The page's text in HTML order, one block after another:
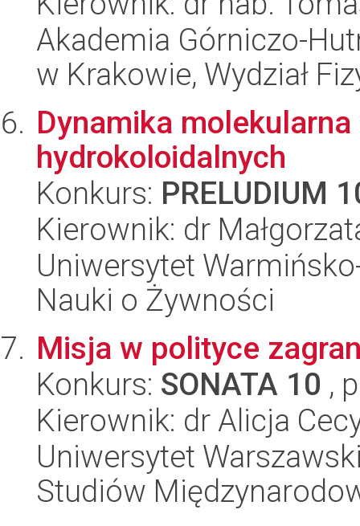
Akademia Górniczo-
w Krakowie, Wydział
Dynamika
hydrokoloidalnych
Konkurs: PRELUDIUM
Kierownik: dr
Uniwersytet
Nauki o Żywności
Misja w polityce
Konkurs: SONATA 10 ,
Kierownik: dr Alicja
Uniwersytet
Studiów